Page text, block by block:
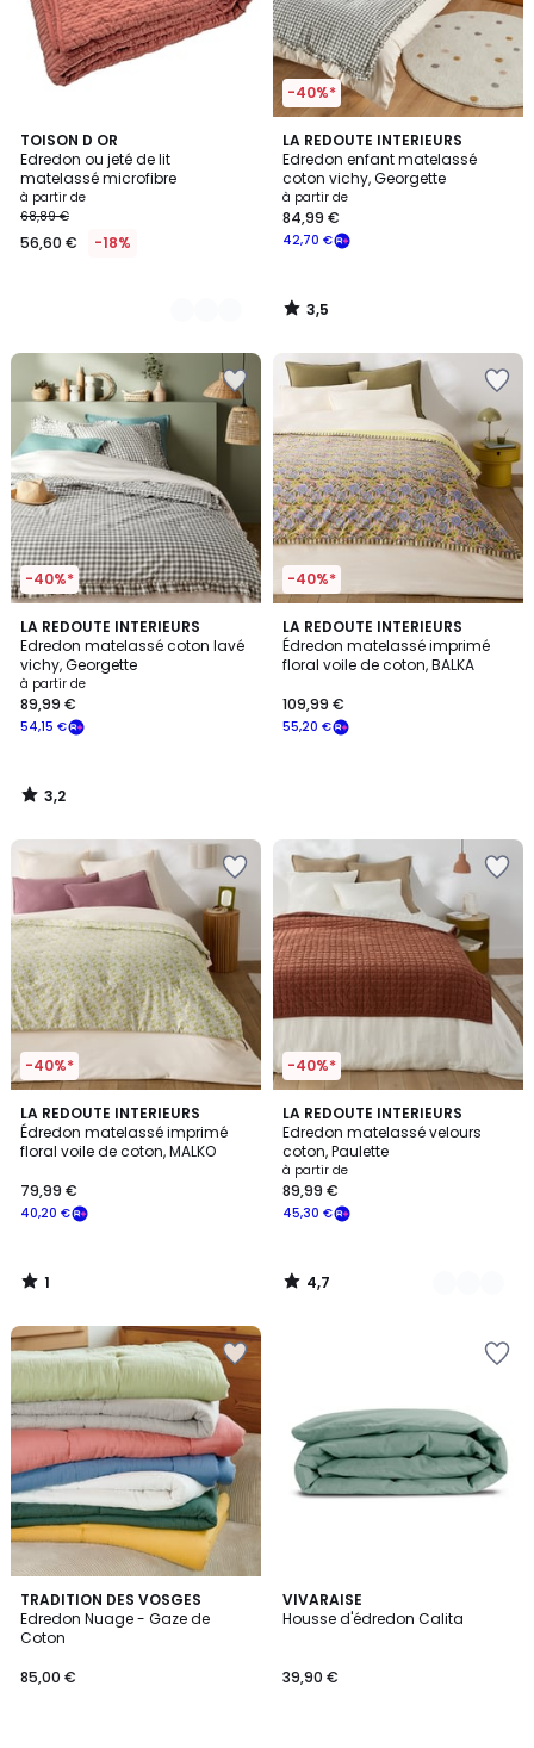
TOISON D OR
Edredon ou jeté de lit
matelassé microfibre
à partir de
68,89 €
56,60 € -18%
3
Couleurs
-40%*
LA REDOUTE INTERIEURS
Edredon enfant matelassé
coton vichy, Georgette
à partir de
42,70 €
84,99 €
3,5
/ 5
3,5
/
-40%*
LA REDOUTE INTERIEURS
Edredon matelassé coton lavé
vichy, Georgette
à partir de
54,15 €
89,99 €
3,2
/ 5
3,2
/
-40%*
LA REDOUTE INTERIEURS
Édredon matelassé imprimé
floral voile de coton, BALKA
55,20 €
109,99 €
-40%*
LA REDOUTE INTERIEURS
Édredon matelassé imprimé
floral voile de coton, MALKO
40,20 €
79,99 €
1
/
5
1
/
-40%*
LA REDOUTE INTERIEURS
Edredon matelassé velours
coton, Paulette
à partir de
45,30 €
89,99 €
4,7
/ 5
3
Couleurs
4,7
/
TRADITION DES VOSGES
Edredon Nuage - Gaze de
Coton
85,00 €
3
Couleurs
VIVARAISE
Housse d'édredon Calita
39,90 €
3,7
/ 5
9
Couleurs